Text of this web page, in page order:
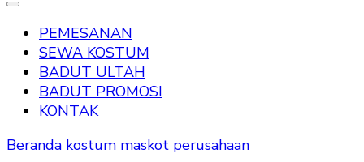
PEMESANAN
SEWA KOSTUM
BADUT ULTAH
BADUT PROMOSI
KONTAK
Beranda kostum maskot perusahaan